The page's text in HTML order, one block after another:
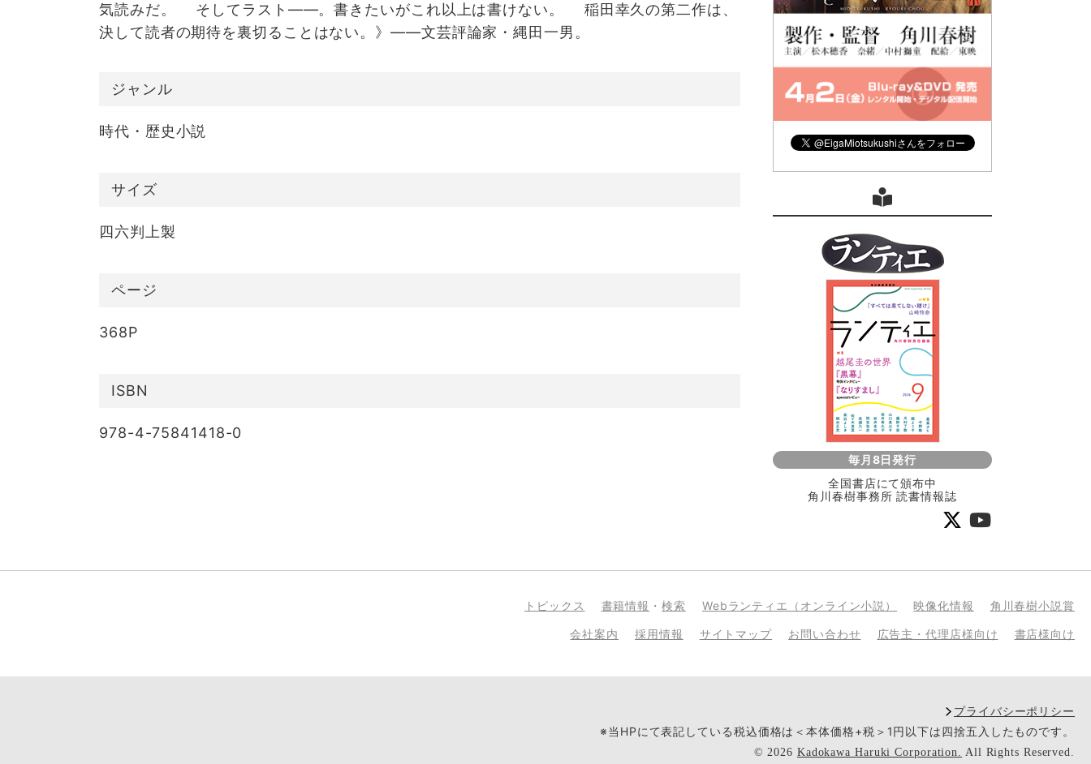
気読みだ。 そしてラスト――。書きたいがこれ以上は書けない。 稲田幸久の第二作は、
決して読者の期待を裏切ることはない。》――文芸評論家・縄田一男。
ジャンル
時代・歴史小説
サイズ
四六判上製
ページ
368P
ISBN
978-4-75841418-0
毎月8日発行
全国書店にて頒布中
角川春樹事務所 読書情報誌
トピックス 書籍情報 ・検索 Webランティエ（オンライン小説） 映像化情報 角川春樹小説賞
会社案内 採用情報 サイトマップ お問い合わせ 広告主・代理店様向け 書店様向け
プライバシーポリシー
※当HPにて表記している税込価格は＜本体価格+税＞1円以下は四捨五入したものです。
© 2026 Kadokawa Haruki Corporation. All Rights Reserved.